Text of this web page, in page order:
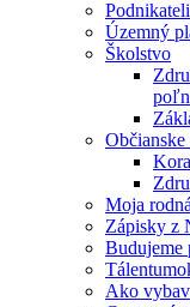
Územný
Školstvo
Občianske
Moja
Zápisky z
Budujeme
Ako